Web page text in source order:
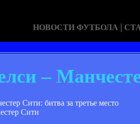
НОВОСТИ ФУТБОЛА |
–
Сити